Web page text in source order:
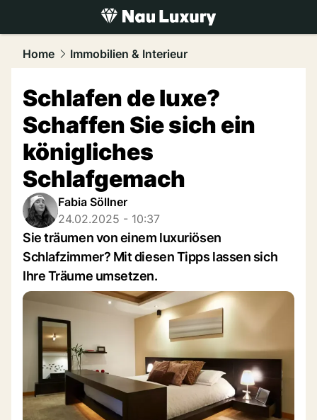
luxury.NAU.ch
Home Immobilien & Interieur
Schlafen de luxe?
Schaffen Sie sich ein
königliches
Schlafgemach
Fabia Söllner
24.02.2025 - 10:37
Sie träumen von einem luxuriösen
Schlafzimmer? Mit diesen Tipps lassen sich
Ihre Träume umsetzen.